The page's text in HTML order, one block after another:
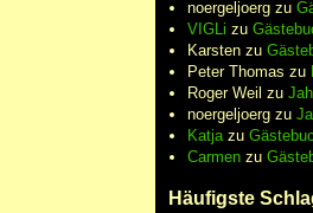
noergeljoergzu
VIGLi zu
Karstenzu
Peter Thomas zu
Roger Weil zu
noergeljoergzu
Katjazu
Carmenzu
Häufigste